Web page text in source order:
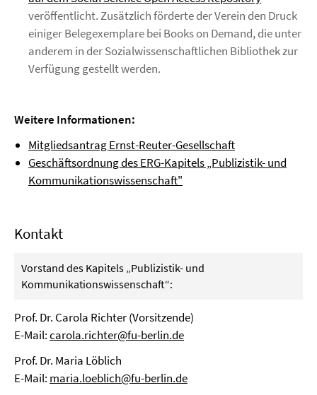
veröffentlicht. Zusätzlich förderte der Verein den Druck
einiger Belegexemplare bei Books on Demand, die unter
anderem in der Sozialwissenschaftlichen Bibliothek zur
Verfügung gestellt werden.
Weitere Informationen:
Mitgliedsantrag Ernst-Reuter-Gesellschaft
Geschäftsordnung des ERG-Kapitels „Publizistik- und
Kommunikationswissenschaft"
Kontakt
Vorstand des Kapitels „Publizistik- und
Kommunikationswissenschaft“:
Prof. Dr. Carola Richter (Vorsitzende)
E-Mail:carola.richter@fu-berlin.de
Prof. Dr. Maria Löblich
E-Mail: maria.loeblich@fu-berlin.de